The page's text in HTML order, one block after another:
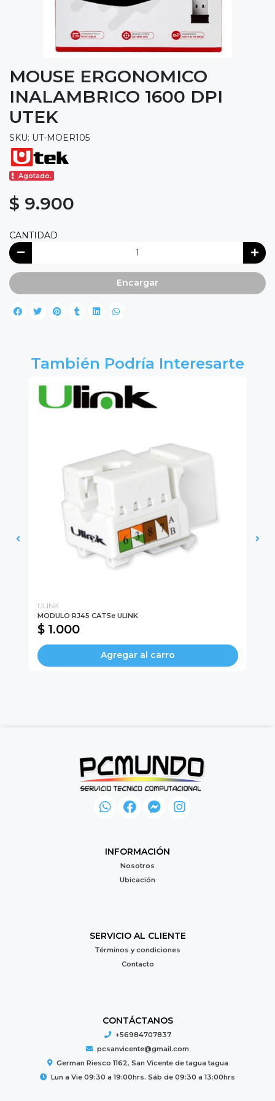
MOUSE ERGONOMICO
INALAMBRICO 1600 DPI
UTEK
SKU: UT-MOER105
Agotado.
$ 9.900
CANTIDAD
Encargar
También Podría Interesarte
ULINK
MODULO RJ45 CAT5e ULINK
$ 1.000
Agregar al carro
INFORMACIÓN
Nosotros
Ubicación
SERVICIO AL CLIENTE
Términos y condiciones
Contacto
CONTÁCTANOS
+56984707837
pcsanvicente@gmail.com
German Riesco 1162, San Vicente de tagua tagua
Lun a Vie 09:30 a 19:00hrs. Sáb de 09:30 a 13:00hrs